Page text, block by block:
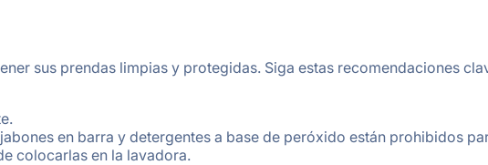
sus prendas limpias y protegidas. Siga estas recomendaciones
en barra y detergentes a base de peróxido están prohibidos
colocarlas en la lavadora.